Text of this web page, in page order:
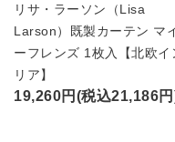
リサ・ラーソン（Lisa
Larson）既製カーテン マ
ーフレンズ 1枚入【北欧イ
リア】
19,260円(税込21,186